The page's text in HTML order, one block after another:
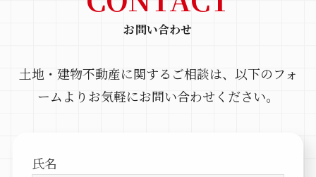
お問い合わせ
土地・建物不動産に関するご相談は、以下のフォ
ームよりお気軽にお問い合わせください。
氏名